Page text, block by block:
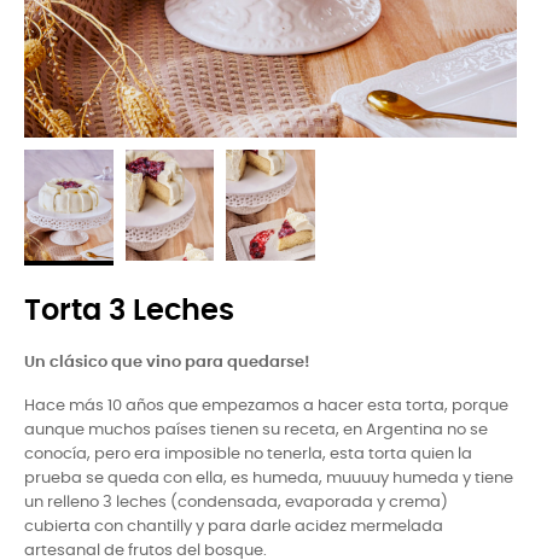
Torta 3 Leches
Un clásico que vino para quedarse!
Hace más 10 años que empezamos a hacer esta torta, porque
aunque muchos países tienen su receta, en Argentina no se
conocía, pero era imposible no tenerla, esta torta quien la
prueba se queda con ella, es humeda, muuuuy humeda y tiene
un relleno 3 leches (condensada, evaporada y crema)
cubierta con chantilly y para darle acidez mermelada
artesanal de frutos del bosque.